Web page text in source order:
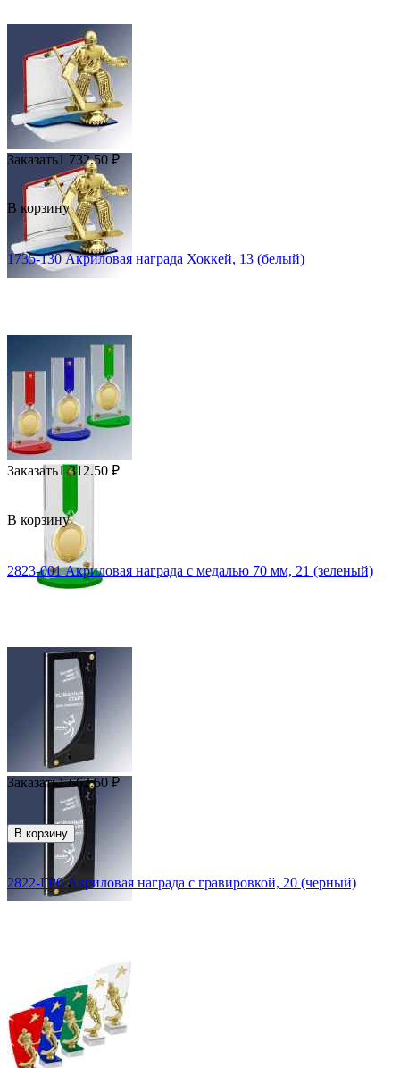
Заказать1 732.50 ₽
В корзину
1735-130 Акриловая награда Хоккей, 13 (белый)
Заказать1 312.50 ₽
В корзину
2823-001 Акриловая награда с медалью 70 мм, 21 (зеленый)
Заказать1 662.50 ₽
В корзину
2822-ГР0 Акриловая награда с гравировкой, 20 (черный)